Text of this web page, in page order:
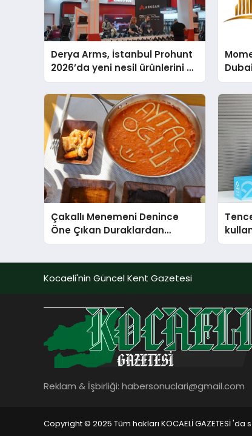
Derya Arms, İstanbul Prohunt
2026’da yeni nesil ürünlerini ve
global marka vizyonunu
sergiledi
Çakallı Menemeni Denince
Öne Çıkan Duraklardan
Aytaçoğlu Menemen
Kocaeli'nin Güncel Kent Gazetesi
Reklam & İşbirliği: habersonuclari@gmail.com
Copyright © 2025 Tüm hakları KOCAELİ GAZETESİ 'da